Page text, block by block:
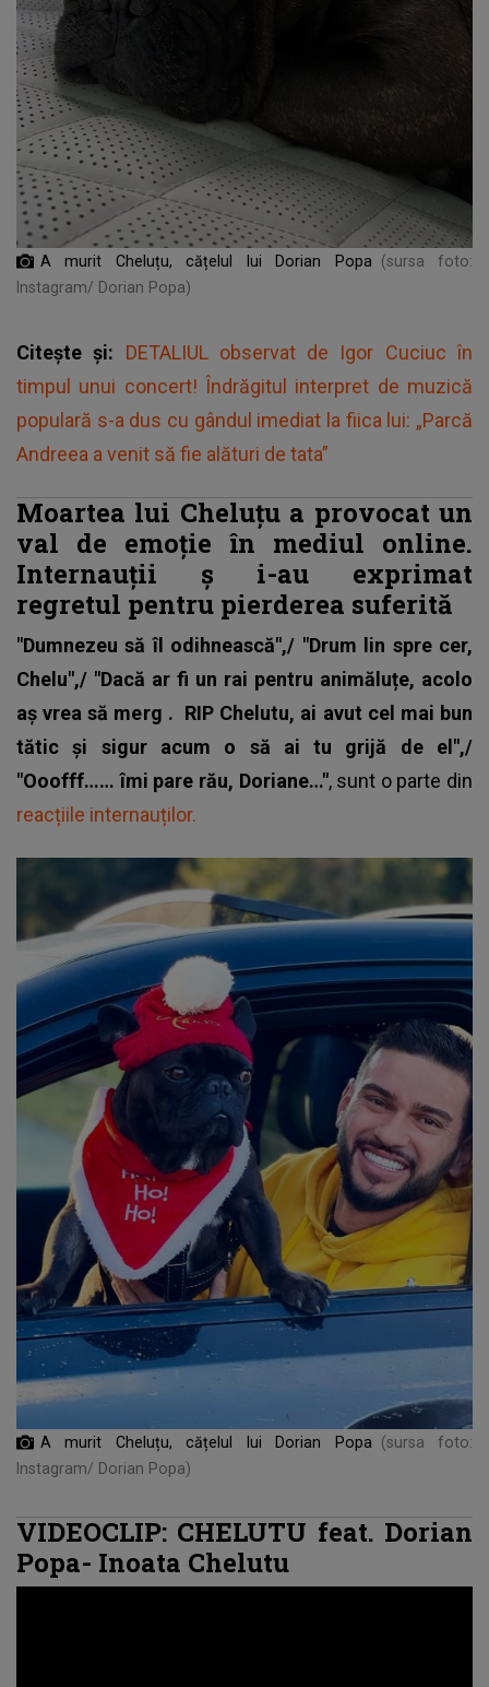
A murit Cheluțu, cățelul lui Dorian Popa
(sursa foto:
Instagram/ Dorian Popa)
Citește și: DETALIUL observat de Igor Cuciuc în
timpul unui concert! Îndrăgitul interpret de muzică
populară s-a dus cu gândul imediat la fiica lui: „Parcă
Andreea a venit să fie alături de tata”
Moartea lui Cheluțu a provocat un
val de emoție în mediul online.
Internauții ș i-au exprimat
regretul pentru pierderea suferită
"Dumnezeu să îl odihnească",/ "Drum lin spre cer,
Chelu",/ "Dacă ar fi un rai pentru animăluțe, acolo
aș vrea să merg . RIP Chelutu, ai avut cel mai bun
tătic și sigur acum o să ai tu grijă de el",/
"Ooofff…… îmi pare rău, Doriane…", sunt o parte din
reacțiile internauților.
A murit Cheluțu, cățelul lui Dorian Popa
(sursa foto:
Instagram/ Dorian Popa)
VIDEOCLIP: CHELUTU feat. Dorian
Popa- Inoata Chelutu